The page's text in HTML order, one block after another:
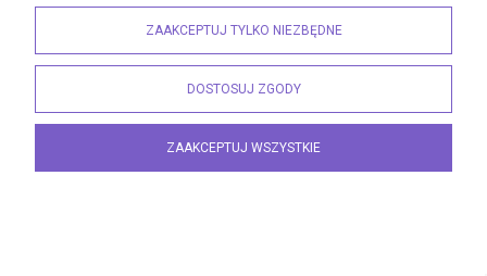
ZAAKCEPTUJ TYLKO NIEZBĘDNE
DOSTOSUJ ZGODY
ZAAKCEPTUJ WSZYSTKIE